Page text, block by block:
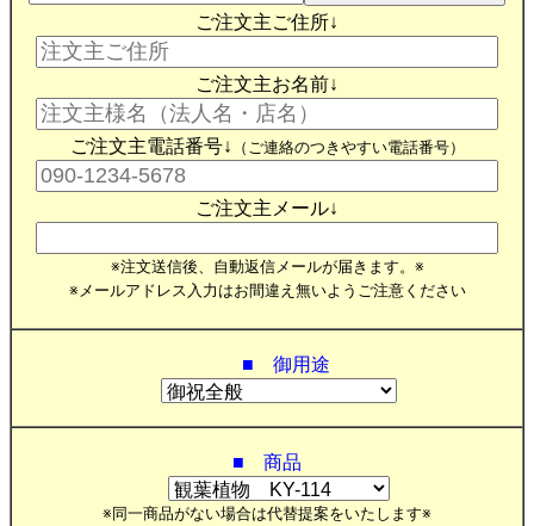
ご注文主ご住所↓
ご注文主お名前↓
ご注文主電話番号↓ （ご連絡のつきやすい電話番号）
ご注文主メール↓
※注文送信後、自動返信メールが届きます。※
※メールアドレス入力はお間違え無いようご注意ください
■ 御用途
■ 商品
※同一商品がない場合は代替提案をいたします※